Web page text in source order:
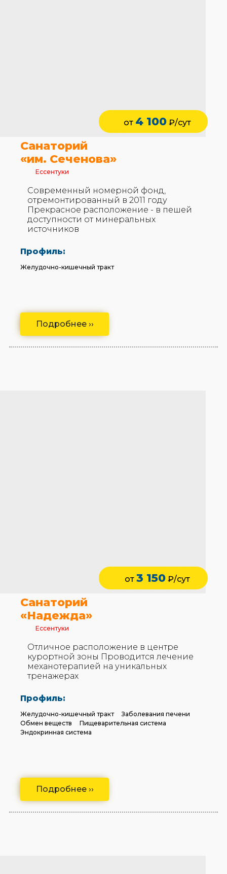
Подробнее ››
Санаторий
«им. Сеченова»
Ессентуки
Современный номерной фонд,
отремонтированный в 2011 году
Прекрасное расположение - в пешей
доступности от минеральных
источников
Профиль:
Желудочно-кишечный тракт
от 4 100₽/сут
Подробнее ››
Санаторий
«Надежда»
Ессентуки
Отличное расположение в центре
курортной зоны Проводится лечение
механотерапией на уникальных
тренажерах
Профиль:
Желудочно-кишечный тракт
Заболевания печени
Обмен веществ
Пищеварительная система
Эндокринная система
от 3 150₽/сут